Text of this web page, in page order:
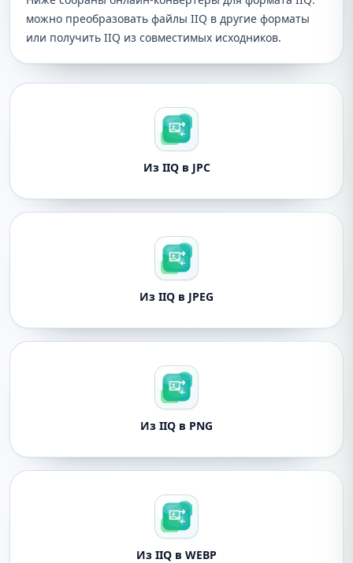
можно преобразовать файлы IIQ в другие форматы
или получить IIQ из совместимых исходников.
Из IIQ в JPC
Из IIQ в JPEG
Из IIQ в PNG
Из IIQ в WEBP